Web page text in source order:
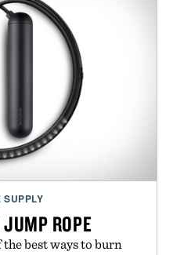
SUPPLY
ROPE
best ways to burn